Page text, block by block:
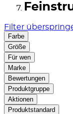
Filter
Farbe
Größe
Für wen
Marke
Bewertungen
Produktgruppe
Aktionen
Produktstandard